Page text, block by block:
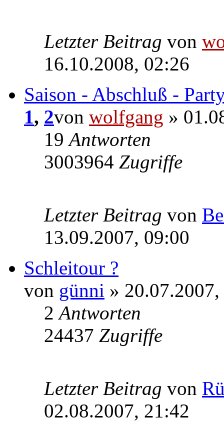
Letzter Beitrag von
16.10.2008, 02:26
Saison - Abschluß -
1, 2von wolfgang »
19Antworten
3003964 Zugriffe
Letzter Beitrag von
13.09.2007, 09:00
Schleitour ?
von günni »
2Antworten
24437 Zugriffe
Letzter Beitrag von
02.08.2007, 21:42